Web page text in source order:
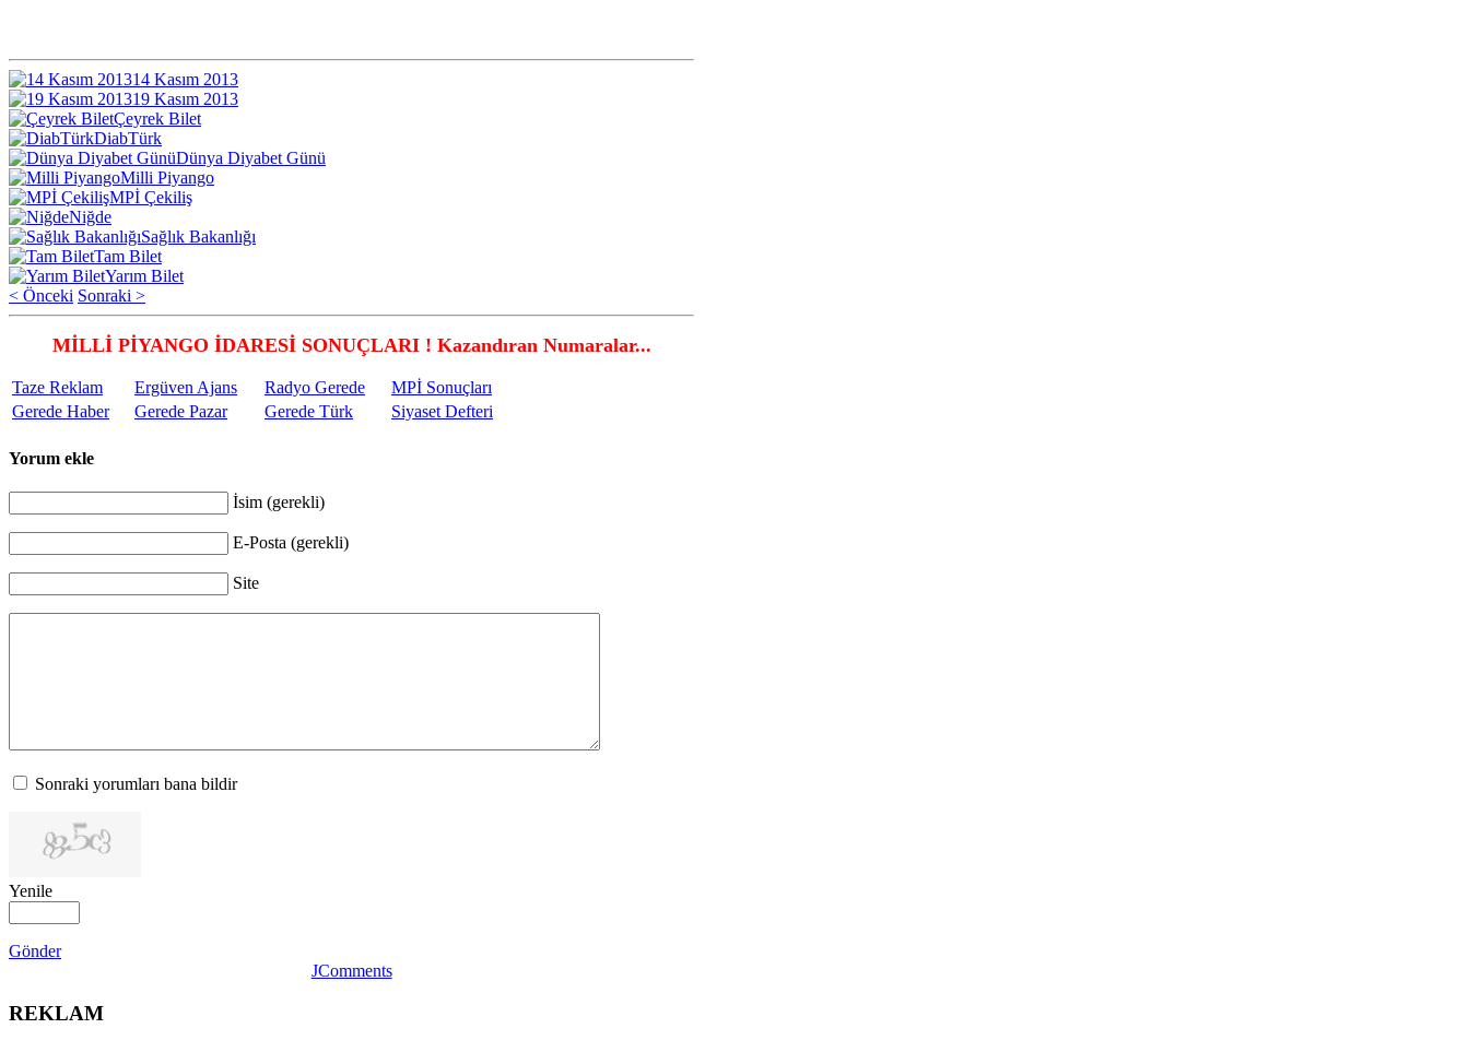
14 Kasım 2013
19 Kasım 2013
Çeyrek Bilet
DiabTürk
Dünya Diyabet Günü
Milli Piyango
MPİ Çekiliş
Niğde
Sağlık Bakanlığı
Tam Bilet
Yarım Bilet
< Önceki Sonraki >
MİLLİ PİYANGO İDARESİ SONUÇLARI ! Kazandıran Numaralar...
Taze Reklam Ergüven Ajans Radyo Gerede
MPİ Sonuçları
Gerede Haber
Gerede Pazar Gerede Türk Siyaset Defteri
Yorum ekle
İsim (gerekli)
E-Posta (gerekli)
Site
Sonraki yorumları bana bildir
Yenile
Gönder
JComments
REKLAM